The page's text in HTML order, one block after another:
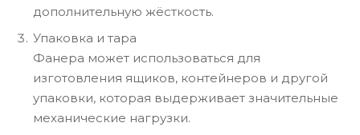
дополнительную жёсткость.
Упаковка и тара
Фанера может использоваться для
изготовления ящиков, контейнеров и другой
упаковки, которая выдерживает значительные
механические нагрузки.